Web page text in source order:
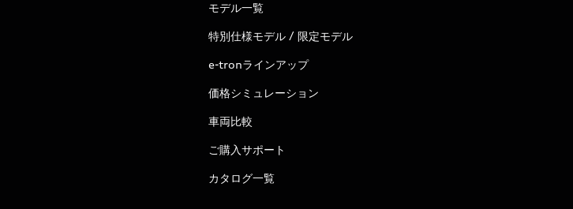
モデル一覧
特別仕様モデル / 限定モデル
e-tronラインアップ
価格シミュレーション
車両比較
ご購入サポート
カタログ一覧